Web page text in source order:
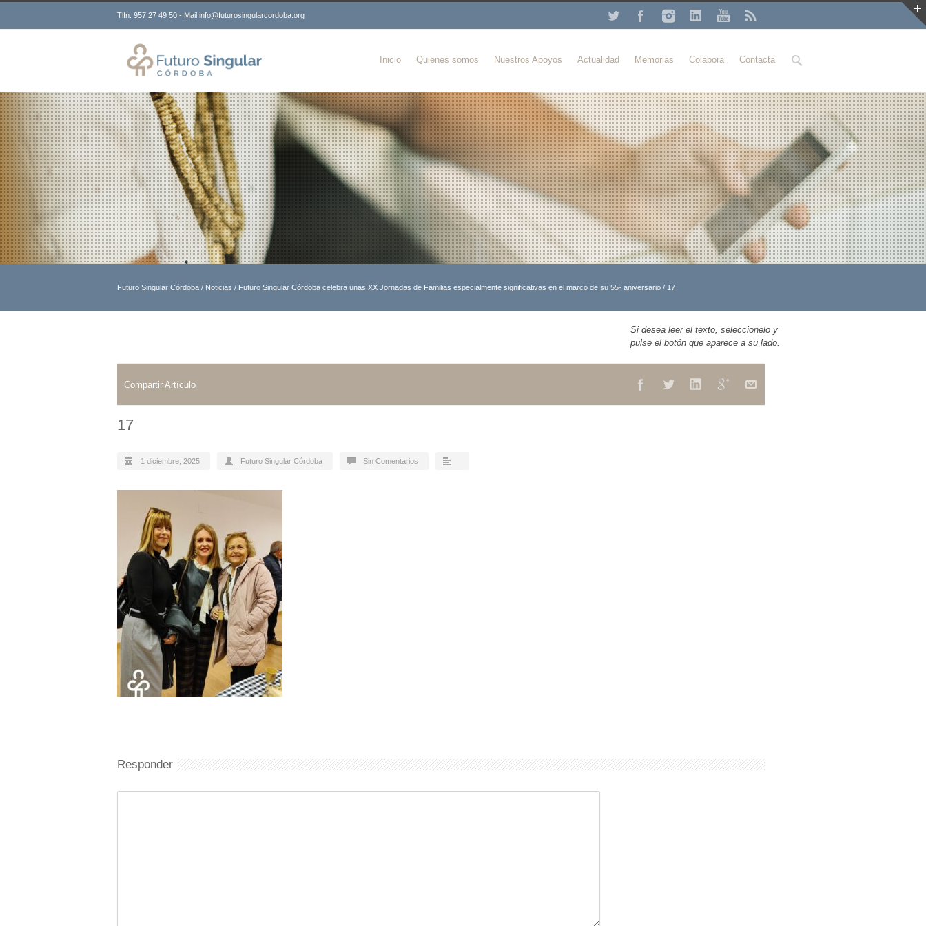
Tlfn: 957 27 49 50 - Mail info@futurosingularcordoba.org
Buscar
Inicio Quienes somos Nuestros Apoyos Actualidad Memorias Colabora Contacta
Futuro Singular Córdoba / Noticias / Futuro Singular Córdoba celebra unas XX Jornadas de Familias especialmente significativas en el marco de su 55º aniversario / 17
Si desea leer el texto, seleccionelo y
pulse el botón que aparece a su lado.
Compartir Artículo
17
1 diciembre, 2025 Futuro Singular Córdoba Sin Comentarios
Responder